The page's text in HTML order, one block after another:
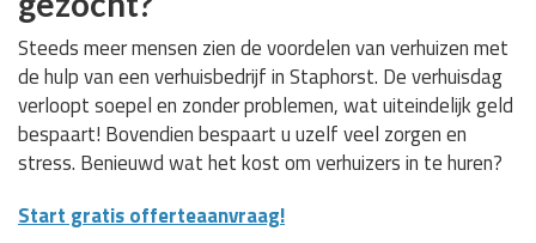
Steeds meer mensen zien de voordelen van verhuizen met
de hulp van een verhuisbedrijf in Staphorst. De verhuisdag
verloopt soepel en zonder problemen, wat uiteindelijk geld
bespaart! Bovendien bespaart u uzelf veel zorgen en
stress. Benieuwd wat het kost om verhuizers in te huren?
Start gratis offerteaanvraag!